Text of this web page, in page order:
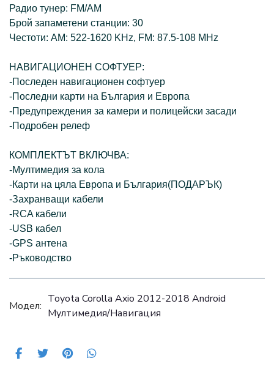
Радио тунер: FM/AM
Брой запаметени станции: 30
Честоти: AM: 522-1620 KHz, FM: 87.5-108 MHz
НАВИГАЦИОНЕН СОФТУЕР:
-Последен навигационен софтуер
-Последни карти на България и Европа
-Предупреждения за камери и полицейски засади
-Подробен релеф
КОМПЛЕКТЪТ ВКЛЮЧВА:
-Мултимедия за кола
-Карти на цяла Европа и България(ПОДАРЪК)
-Захранващи кабели
-RCA кабели
-USB кабел
-GPS антена
-Ръководство
Модел:
Toyota Corolla Axio 2012-2018 Android
Мултимедия/Навигация